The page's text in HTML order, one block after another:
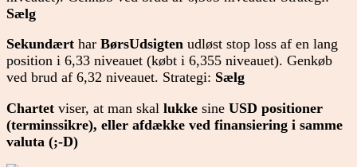
Sælg
Sekundært har BørsUdsigten udløst stop loss af en lang
position i 6,33 niveauet (købt i 6,355 niveauet). Genkøb
ved brud af 6,32 niveauet. Strategi: Sælg
Chartet viser, at man skal lukke sine USD positioner
(terminssikre), eller afdække ved finansiering i samme
valuta (;-D)